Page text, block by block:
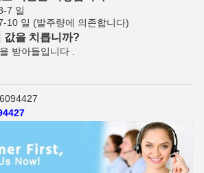
7 일
10 일 (발주량에 의존합니다)
값을 치릅니까?
받아들입니다 .